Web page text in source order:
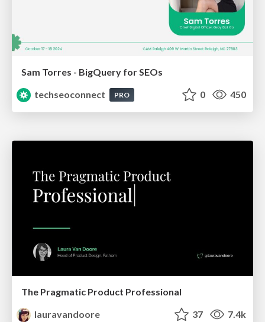
Sam Torres - BigQuery for SEOs
techseoconnect
PRO 0 450
The Pragmatic Product Professional
lauravandoore
37 7.4k